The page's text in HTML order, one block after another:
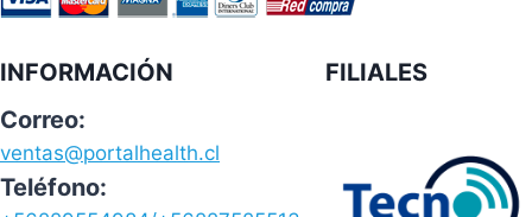
INFORMACIÓN
Correo:
ventas@portalhealth.cl
Teléfono:
FILIALES